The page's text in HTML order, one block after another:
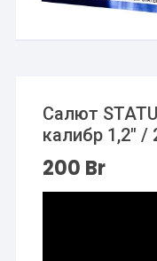
Салют
калибр 1,2″
200 Br